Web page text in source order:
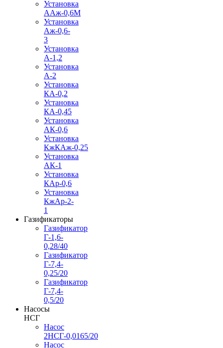
Установка
ААж-0,6М
Установка
Аж-0,6-
3
Установка
А-1,2
Установка
А-2
Установка
КА-0,2
Установка
КА-0,45
Установка
АК-0,6
Установка
КжКАж-0,25
Установка
АК-1
Установка
КАр-0,6
Установка
КжАр-2-
1
Газификаторы
Газификатор
Г-1,6-
0,28/40
Газификатор
Г-7,4-
0,25/20
Газификатор
Г-7,4-
0,5/20
Насосы
НСГ
Насос
2НСГ-0,0165/20
Насос